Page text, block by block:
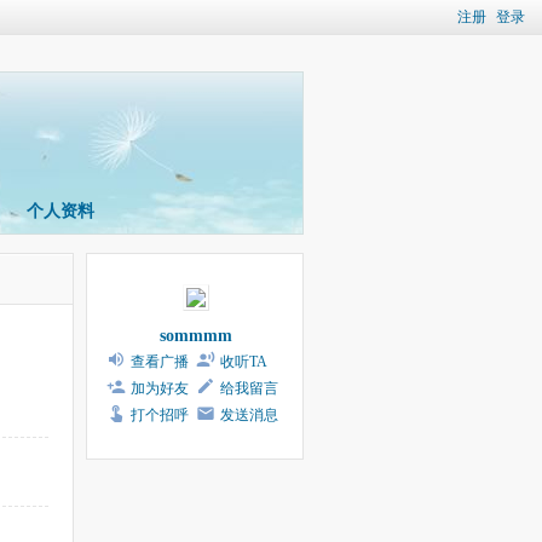
注册 登录
个人资料
sommmm
查看广播
收听TA
加为好友
给我留言
打个招呼
发送消息